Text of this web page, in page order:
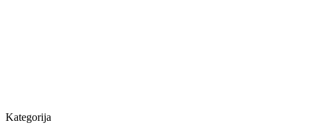
Kategorija